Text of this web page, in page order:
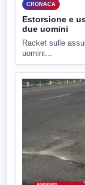
CRONACA
Estorsione e
due uomini
Racket sulle
uomini...